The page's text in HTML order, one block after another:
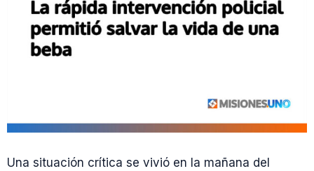
Una situación crítica se vivió en la mañana del